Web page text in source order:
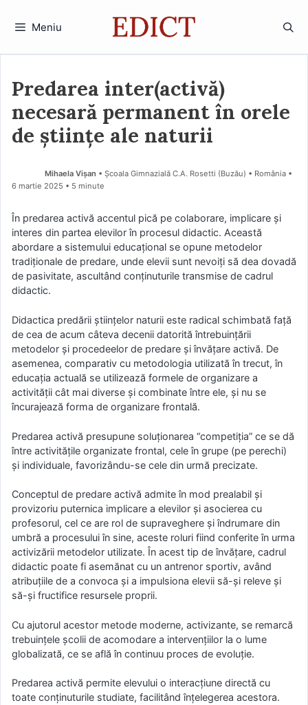
Meniu
Predarea inter(activă)
necesară permanent în orele
de științe ale naturii
Mihaela Vișan • Școala Gimnazială C.A. Rosetti (Buzău) • România
6 martie 2025 • 5 minute
În predarea activă accentul pică pe colaborare, implicare și
interes din partea elevilor în procesul didactic. Această
abordare a sistemului educațional se opune metodelor
tradiționale de predare, unde elevii sunt nevoiți să dea dovadă
de pasivitate, ascultând conținuturile transmise de cadrul
didactic.
Didactica predării științelor naturii este radical schimbată față
de cea de acum câteva decenii datorită întrebuințării
metodelor și procedeelor de predare și învățare activă. De
asemenea, comparativ cu metodologia utilizată în trecut, în
educația actuală se utilizează formele de organizare a
activității cât mai diverse și combinate între ele, și nu se
încurajează forma de organizare frontală.
Predarea activă presupune soluționarea “competiția” ce se dă
între activitățile organizate frontal, cele în grupe (pe perechi)
și individuale, favorizându-se cele din urmă precizate.
Conceptul de predare activă admite în mod prealabil și
provizoriu puternica implicare a elevilor și asocierea cu
profesorul, cel ce are rol de supraveghere și îndrumare din
umbră a procesului în sine, aceste roluri fiind conferite în urma
activizării metodelor utilizate. În acest tip de învățare, cadrul
didactic poate fi asemănat cu un antrenor sportiv, având
atribuțiile de a convoca și a impulsiona elevii să-și releve și
să-și fructifice resursele proprii.
Cu ajutorul acestor metode moderne, activizante, se remarcă
trebuințele școlii de acomodare a intervențiilor la o lume
globalizată, ce se află în continuu proces de evoluție.
Predarea activă permite elevului o interacțiune directă cu
toate conținuturile studiate, facilitând înțelegerea acestora.